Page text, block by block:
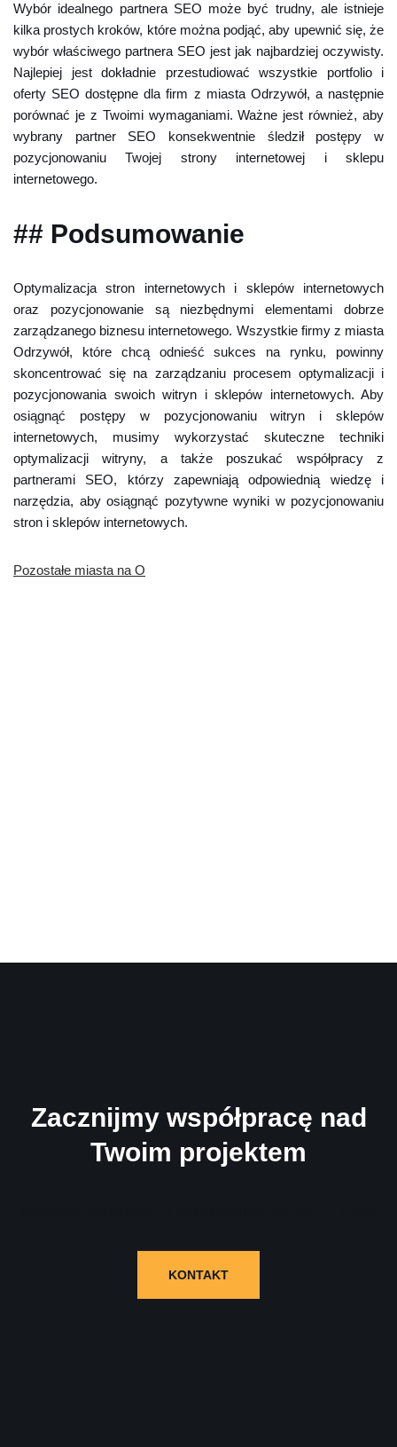
Wybór idealnego partnera SEO może być trudny, ale istnieje
kilka prostych kroków, które można podjąć, aby upewnić się, że
wybór właściwego partnera SEO jest jak najbardziej oczywisty.
Najlepiej jest dokładnie przestudiować wszystkie portfolio i
oferty SEO dostępne dla firm z miasta Odrzywół, a następnie
porównać je z Twoimi wymaganiami. Ważne jest również, aby
wybrany partner SEO konsekwentnie śledził postępy w
pozycjonowaniu Twojej strony internetowej i sklepu
internetowego.
## Podsumowanie
Optymalizacja stron internetowych i sklepów internetowych
oraz pozycjonowanie są niezbędnymi elementami dobrze
zarządzanego biznesu internetowego. Wszystkie firmy z miasta
Odrzywół, które chcą odnieść sukces na rynku, powinny
skoncentrować się na zarządzaniu procesem optymalizacji i
pozycjonowania swoich witryn i sklepów internetowych. Aby
osiągnąć postępy w pozycjonowaniu witryn i sklepów
internetowych, musimy wykorzystać skuteczne techniki
optymalizacji witryny, a także poszukać współpracy z
partnerami SEO, którzy zapewniają odpowiednią wiedzę i
narzędzia, aby osiągnąć pozytywne wyniki w pozycjonowaniu
stron i sklepów internetowych.
Pozostałe miasta na O
Zacznijmy współpracę nad
Twoim projektem
KONTAKT